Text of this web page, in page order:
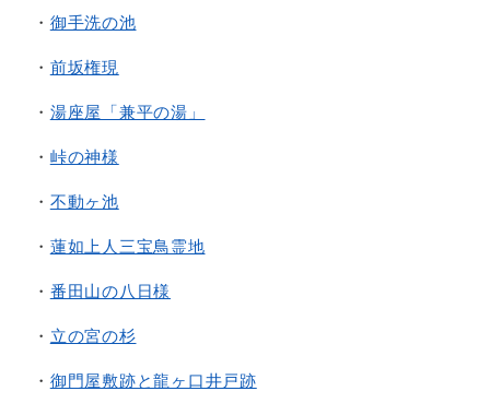
・ 御手洗の池
・ 前坂権現
・ 湯座屋「兼平の湯」
・ 峠の神様
・ 不動ヶ池
・ 蓮如上人三宝鳥霊地
・ 番田山の八日様
・ 立の宮の杉
・ 御門屋敷跡と龍ヶ口井戸跡